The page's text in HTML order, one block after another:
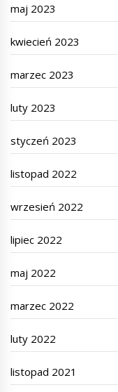
maj 2023
kwiecień 2023
marzec 2023
luty 2023
styczeń 2023
listopad 2022
wrzesień 2022
lipiec 2022
maj 2022
marzec 2022
luty 2022
listopad 2021